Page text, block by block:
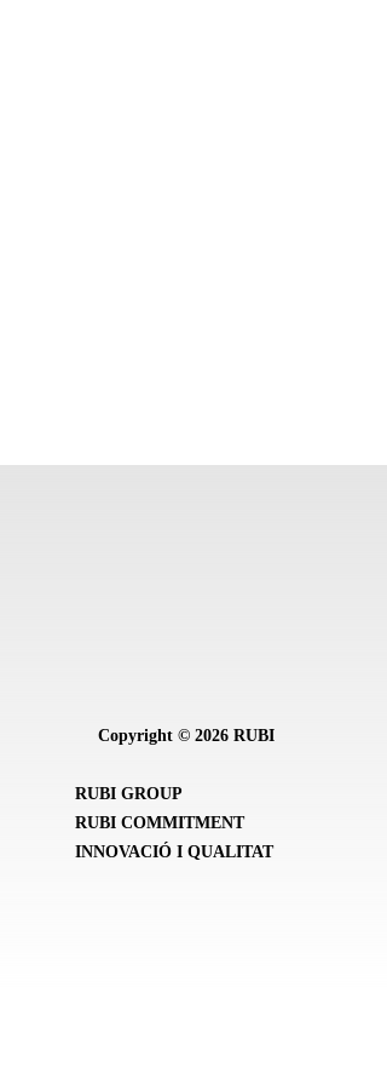
Copyright © 2026 RUBI
RUBI GROUP
RUBI COMMITMENT
INNOVACIÓ I QUALITAT